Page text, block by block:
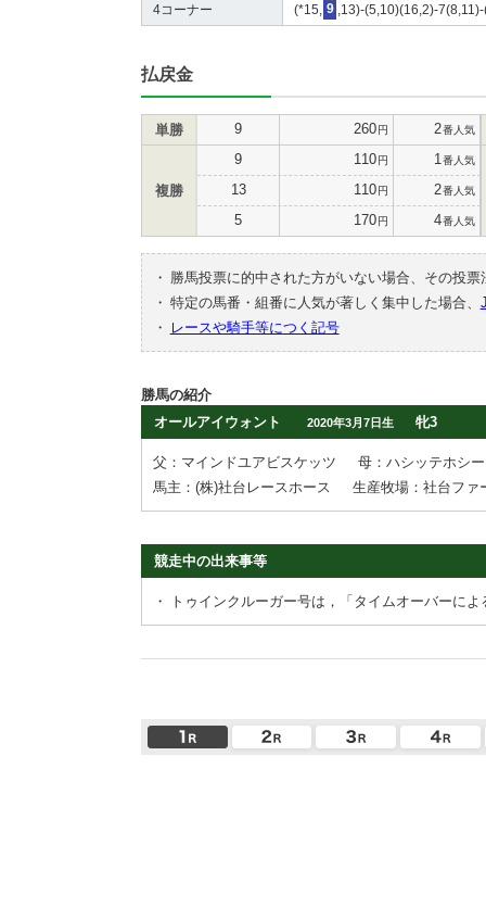
4コーナー (*15, 9 ,13)-(5,10)(16,2)-
払戻金
単勝 9 260円 2番人気
複勝
9 110円 1 番人気
13 110円 2番人気
5 170円 4番人気
・
勝馬投票に的中された方がいない場合、その投
・ 特定の馬番・組番に人気が著しく集中した場合、
・
レースや騎手等につく記号
勝馬の紹介
オールアイウォント
2020年3月7日生 牝3
父：マインドユアビスケッツ
母：ハシッテホシ
馬主：(株)社台レースホース
生産牧場：社台ファ
競走中の出来事等
・ トゥインクルーガー号は，「タイムオーバーに